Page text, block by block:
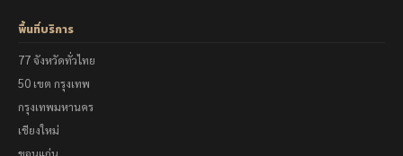
พื้นที่บริการ
77 จังหวัดทั่วไทย
50 เขต กรุงเทพ
กรุงเทพมหานคร
เชียงใหม่